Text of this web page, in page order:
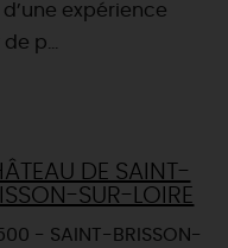
expérience
p...
DE SAINT-
SUR-LOIRE
- SAINT-BRISSON-